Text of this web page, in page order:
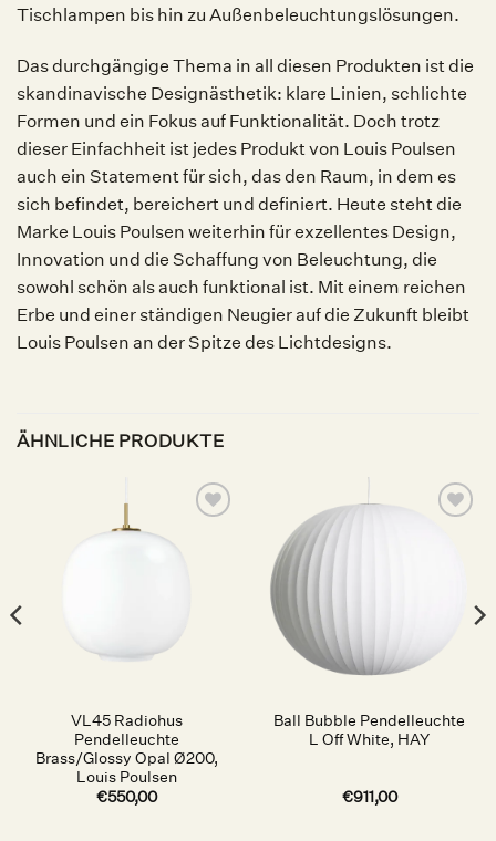
Tischlampen bis hin zu Außenbeleuchtungslösungen.
Das durchgängige Thema in all diesen Produkten ist die
skandinavische Designästhetik: klare Linien, schlichte
Formen und ein Fokus auf Funktionalität. Doch trotz
dieser Einfachheit ist jedes Produkt von Louis Poulsen
auch ein Statement für sich, das den Raum, in dem es
sich befindet, bereichert und definiert. Heute steht die
Marke Louis Poulsen weiterhin für exzellentes Design,
Innovation und die Schaffung von Beleuchtung, die
sowohl schön als auch funktional ist. Mit einem reichen
Erbe und einer ständigen Neugier auf die Zukunft bleibt
Louis Poulsen an der Spitze des Lichtdesigns.
ÄHNLICHE PRODUKTE
Wunschliste
VL45 Radiohus
Pendelleuchte
Brass/Glossy Opal Ø200,
Louis Poulsen
€550,00
Ball Bubble Pendelleuchte
L Off White, HAY
€911,00